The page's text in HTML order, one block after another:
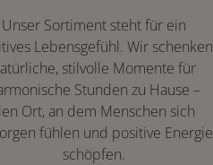
Unser Sortiment steht für ein
Lebensgefühl. Wir schenken
stilvolle Momente für
Stunden zu Hause –
Ort, an dem Menschen sich
fühlen und positive Energie
schöpfen.